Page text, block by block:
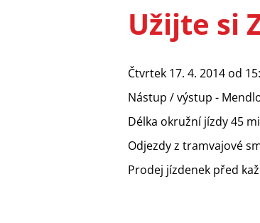
navigaceUžijte si
Čtvrtek 17. 4. 2014 od
Nástup / výstup -
Délka okružní jízdy 45
Odjezdy z tramvajové
Prodej jízdenek před